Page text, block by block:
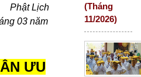
Phật Lịch
03 năm
ƯU
(Tháng
11/2026)